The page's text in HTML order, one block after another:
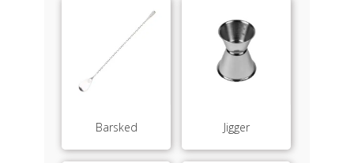
Barsked Jigger